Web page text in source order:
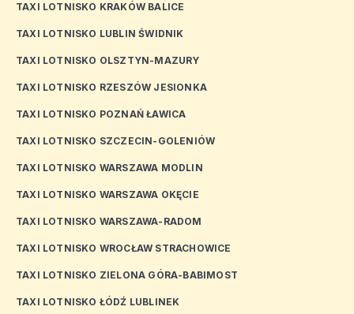
TAXI LOTNISKO KRAKÓW BALICE
TAXI LOTNISKO LUBLIN ŚWIDNIK
TAXI LOTNISKO OLSZTYN-MAZURY
TAXI LOTNISKO RZESZÓW JESIONKA
TAXI LOTNISKO POZNAŃ ŁAWICA
TAXI LOTNISKO SZCZECIN-GOLENIÓW
TAXI LOTNISKO WARSZAWA MODLIN
TAXI LOTNISKO WARSZAWA OKĘCIE
TAXI LOTNISKO WARSZAWA-RADOM
TAXI LOTNISKO WROCŁAW STRACHOWICE
TAXI LOTNISKO ZIELONA GÓRA-BABIMOST
TAXI LOTNISKO ŁÓDŹ LUBLINEK